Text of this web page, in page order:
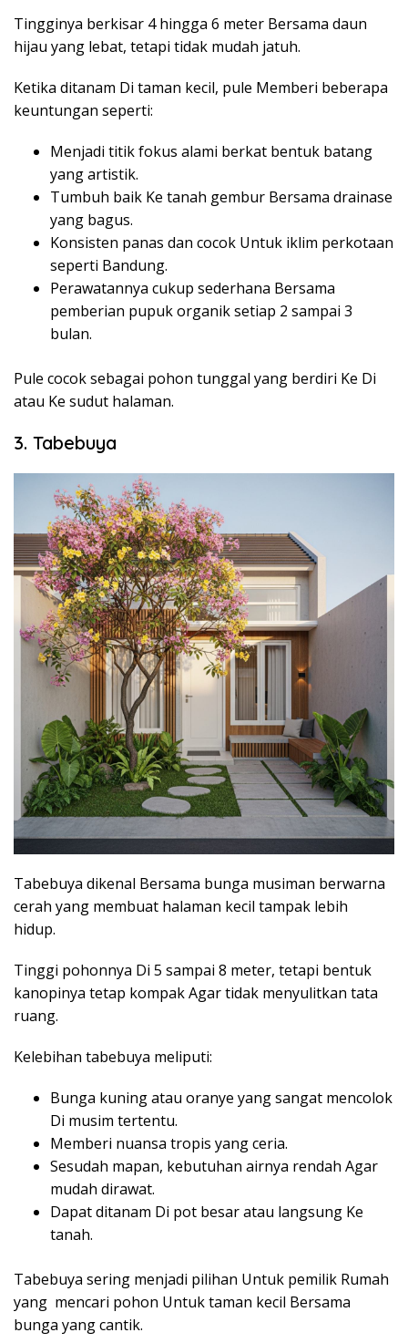
Tingginya berkisar 4 hingga 6 meter Bersama daun
hijau yang lebat, tetapi tidak mudah jatuh.
Ketika ditanam Di taman kecil, pule Memberi beberapa
keuntungan seperti:
Menjadi titik fokus alami berkat bentuk batang
yang artistik.
Tumbuh baik Ke tanah gembur Bersama drainase
yang bagus.
Konsisten panas dan cocok Untuk iklim perkotaan
seperti Bandung.
Perawatannya cukup sederhana Bersama
pemberian pupuk organik setiap 2 sampai 3
bulan.
Pule cocok sebagai pohon tunggal yang berdiri Ke Di
atau Ke sudut halaman.
3. Tabebuya
Tabebuya dikenal Bersama bunga musiman berwarna
cerah yang membuat halaman kecil tampak lebih
hidup.
Tinggi pohonnya Di 5 sampai 8 meter, tetapi bentuk
kanopinya tetap kompak Agar tidak menyulitkan tata
ruang.
Kelebihan tabebuya meliputi:
Bunga kuning atau oranye yang sangat mencolok
Di musim tertentu.
Memberi nuansa tropis yang ceria.
Sesudah mapan, kebutuhan airnya rendah Agar
mudah dirawat.
Dapat ditanam Di pot besar atau langsung Ke
tanah.
Tabebuya sering menjadi pilihan Untuk pemilik Rumah
yang mencari pohon Untuk taman kecil​ Bersama
bunga yang cantik.